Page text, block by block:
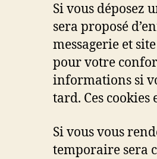
Si vous déposez
sera proposé
messagerie et
pour votre
informations si
tard. Ces
Si vous vous
temporaire sera